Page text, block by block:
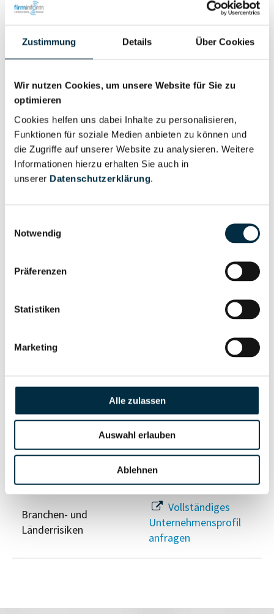
Zustimmung Details Über Cookies
Wir nutzen Cookies, um unsere Website für Sie zu
optimieren
Cookies helfen uns dabei Inhalte zu personalisieren,
Funktionen für soziale Medien anbieten zu können und
die Zugriffe auf unserer Website zu analysieren. Weitere
Informationen hierzu erhalten Sie auch in
unserer Datenschutzerklärung.
Notwendig
Präferenzen
Statistiken
Marketing
Alle zulassen
Auswahl erlauben
Ablehnen
Eigentums- und Kontrollstruktur
Gesellschafterstruktur
Vollständiges
anfragen
Unternehmensnetzwerk
Vollständiges
Wirtschaftlich
Vollständiges
Unternehmensprofil
Sanktionslistenstatus
Insolvenzinformationen
Vollständiges
Unternehmensprofil
anfragen
Branchen- und
Länderrisiken
Vollständiges
Unternehmensprofil
anfragen